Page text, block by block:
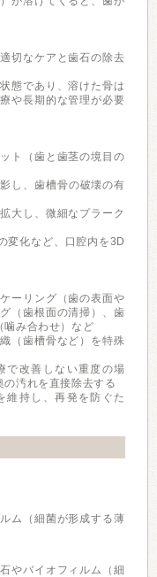
切なケアと歯石の除去
態であり、溶けた骨は
や長期的な管理が必要
ト（歯と歯茎の境目の
し、歯槽骨の破壊の有
大し、微細なプラーク
変化など、口腔内を3D
ーリング（歯の表面や
（歯根面の清掃）、歯
噛み合わせ）など
（歯槽骨など）を特殊
で改善しない重度の場
汚れを直接除去する
維持し、再発を防ぐた
ム（細菌が形成する薄
やバイオフィルム（細